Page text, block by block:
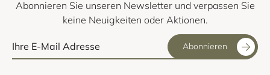
Abonnieren Sie unseren Newsletter und verpassen Sie
keine Neuigkeiten oder Aktionen.
Abonnieren